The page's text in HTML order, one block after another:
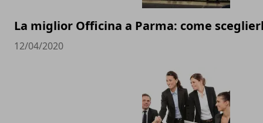
La miglior Officina a Parma: come
12/04/2020